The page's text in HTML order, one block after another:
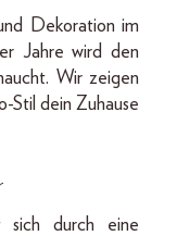
Dekoration im
Jahre wird den
Wir zeigen
Stil dein Zuhause
sich durch eine